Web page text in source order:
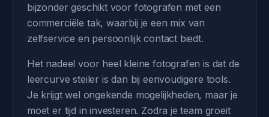
bijzonder geschikt voor fotografen met een
commerciële tak, waarbij je een mix van
zelfservice en persoonlijk contact biedt.
Het nadeel voor heel kleine fotografen is dat de
leercurve steiler is dan bij eenvoudigere tools.
Je krijgt wel ongekende mogelijkheden, maar je
moet er tijd in investeren. Zodra je team groeit